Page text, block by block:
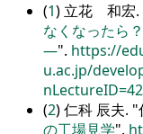
(1) 立花 和宏.
なくなったら
― . https://
u.ac.jp/
(2) 仁科 辰夫.
の工場見学 .